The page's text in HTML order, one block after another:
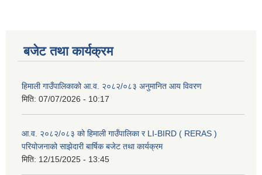
बजेट तथा कार्यक्रम
हिमाली गाउँपालिकाको आ.व. २०८२/०८३ अनुमानित आय विवरण
मिति: 07/07/2026 - 10:17
आ.व. २०८२/०८३ को हिमाली गाउँपालिका र LI-BIRD ( RERAS )
परियोजनाको साझेदारी बार्षिक बजेट तथा कार्यक्रम
मिति: 12/15/2025 - 13:45